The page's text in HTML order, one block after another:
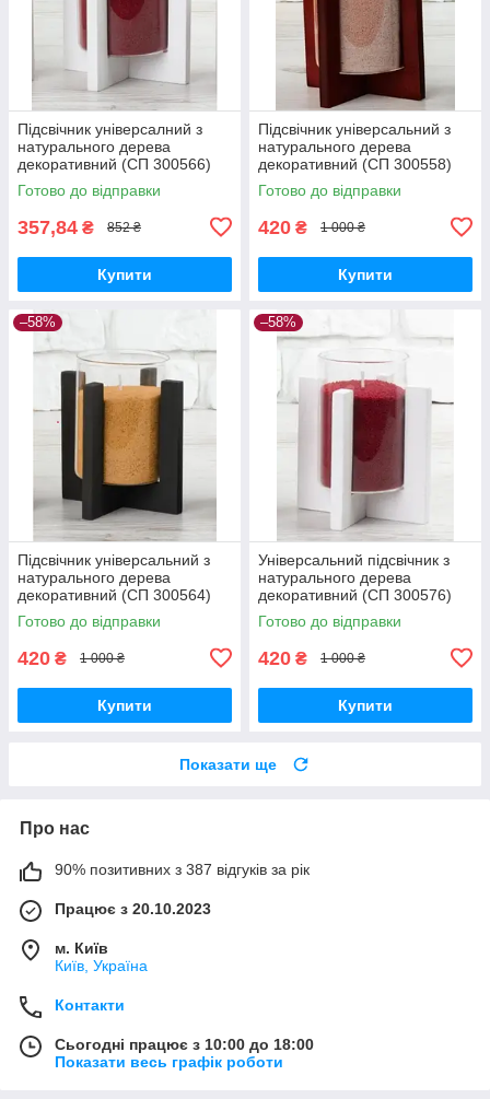
Підсвічник універсалний з
натурального дерева
декоративний (СП 300566)
Готово до відправки
357,84 ₴ 852 ₴
Купити
Підсвічник універсальний з
натурального дерева
декоративний (СП 300558)
Готово до відправки
420 ₴ 1 000 ₴
Купити
–58%
Підсвічник універсальний з
натурального дерева
декоративний (СП 300564)
Готово до відправки
420 ₴ 1 000 ₴
Купити
–58%
Універсальний підсвічник з
натурального дерева
декоративний (СП 300576)
Готово до відправки
420 ₴ 1 000 ₴
Купити
Показати ще
Про нас
90% позитивних з 387 відгуків за рік
Працює з 20.10.2023
м. Київ
Київ, Україна
Контакти
Сьогодні працює з 10:00 до 18:00
Показати весь графік роботи